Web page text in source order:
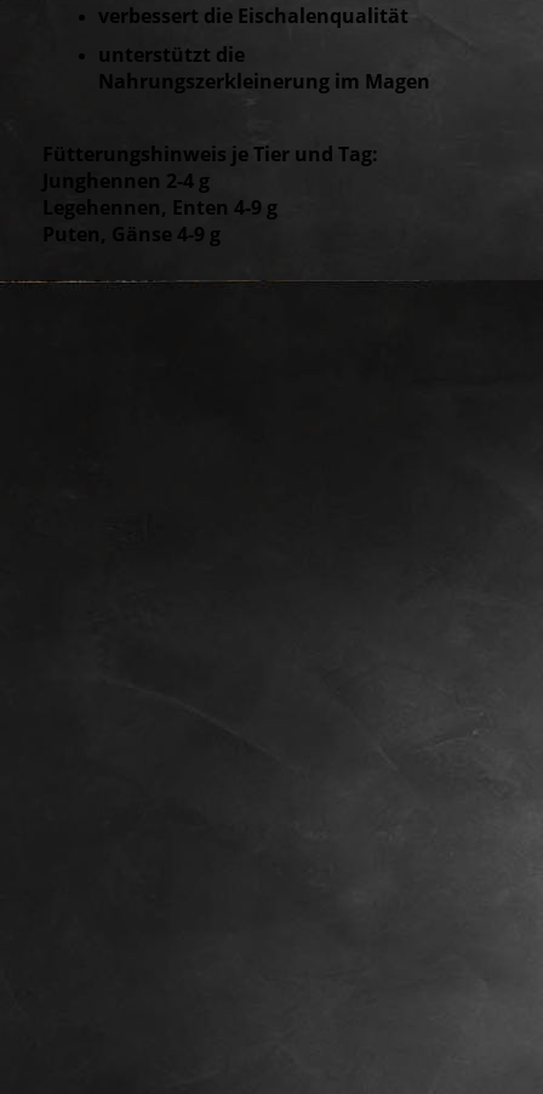
verbessert die Eischalenqualität
unterstützt die
Nahrungszerkleinerung im Magen
Fütterungshinweis je Tier und Tag:
Junghennen 2-4 g
Legehennen, Enten 4-9 g
Puten, Gänse 4-9 g